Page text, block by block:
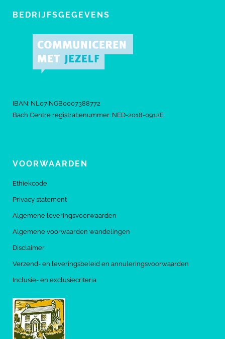
BEDRIJFSGEGEVENS
IBAN: NL07INGB0007388772
Bach Centre registratienummer: NED-2018-0912E
VOORWAARDEN
Ethiekcode
Privacy statement
Algemene leveringsvoorwaarden
Algemene voorwaarden wandelingen
Disclaimer
Verzend- en leveringsbeleid en annuleringsvoorwaarden
Inclusie- en exclusiecriteria